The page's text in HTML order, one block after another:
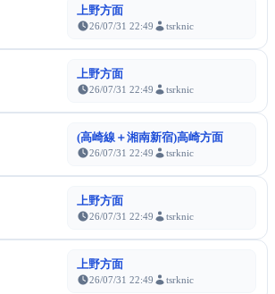
上野方面
26/07/31 22:49 tsrknic
上野方面
26/07/31 22:49 tsrknic
(高崎線＋湘南新宿)高崎方面
26/07/31 22:49 tsrknic
上野方面
26/07/31 22:49 tsrknic
上野方面
26/07/31 22:49 tsrknic